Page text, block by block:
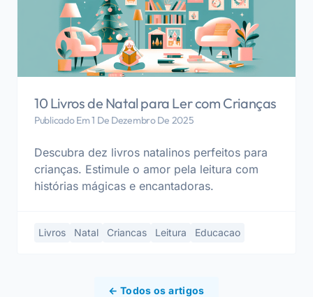
10 Livros de Natal para Ler com Crianças
Publicado Em 1 De Dezembro De 2025
Descubra dez livros natalinos perfeitos para
crianças. Estimule o amor pela leitura com
histórias mágicas e encantadoras.
Livros Natal Criancas Leitura Educacao
← Todos os artigos